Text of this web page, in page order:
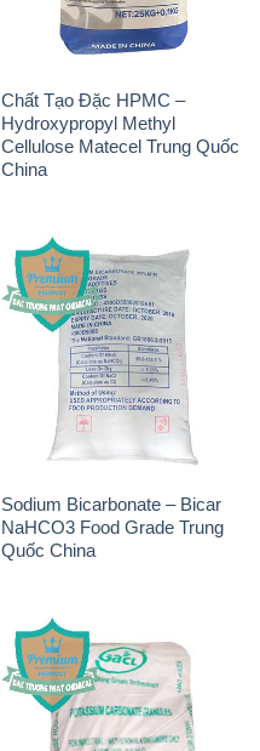
Chất Tạo Đặc HPMC –
Hydroxypropyl Methyl
Cellulose Matecel Trung Quốc
China
Sodium Bicarbonate – Bicar
NaHCO3 Food Grade Trung
Quốc China